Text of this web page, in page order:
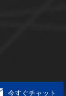
今すぐチャット